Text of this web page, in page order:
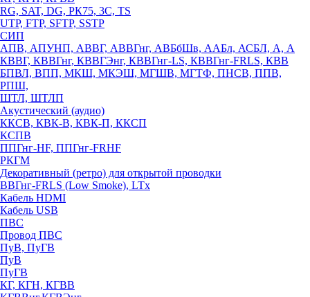
RG, SAT, DG, РК75, 3С, TS
UTP, FTP, SFTP, SSTP
СИП
АПВ, АПУНП, АВВГ, АВВГнг, АВБбШв, ААБл, АСБЛ, А, А
КВВГ, КВВГнг, КВВГЭнг, КВВГнг-LS, КВВГнг-FRLS, КВВ
БПВЛ, ВПП, МКШ, МКЭШ, МГШВ, МГТФ, ПНСВ, ППВ,
РПШ,
ШТЛ, ШТЛП
Акустический (аудио)
ККСВ, КВК-В, КВК-П, ККСП
КСПВ
ППГнг-HF, ППГнг-FRHF
РКГМ
Декоративный (ретро) для открытой проводки
ВВГнг-FRLS (Low Smoke), LTx
Кабель HDMI
Кабель USB
ПВС
Провод ПВС
ПуВ, ПуГВ
ПуВ
ПуГВ
КГ, КГН, КГВВ